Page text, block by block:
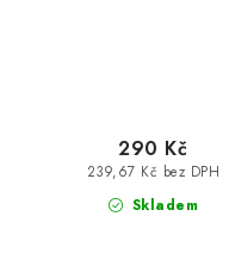
Skladem
239,67 Kč bez DPH
290 Kč